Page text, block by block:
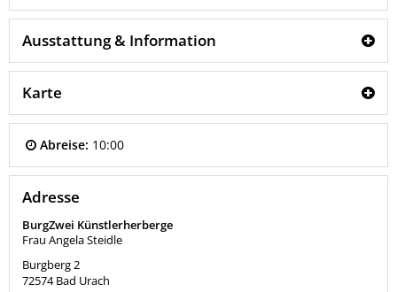
Ausstattung & Information
Karte
Abreise: 10:00
Adresse
BurgZwei Künstlerherberge
Frau Angela Steidle
Burgberg 2
72574 Bad Urach